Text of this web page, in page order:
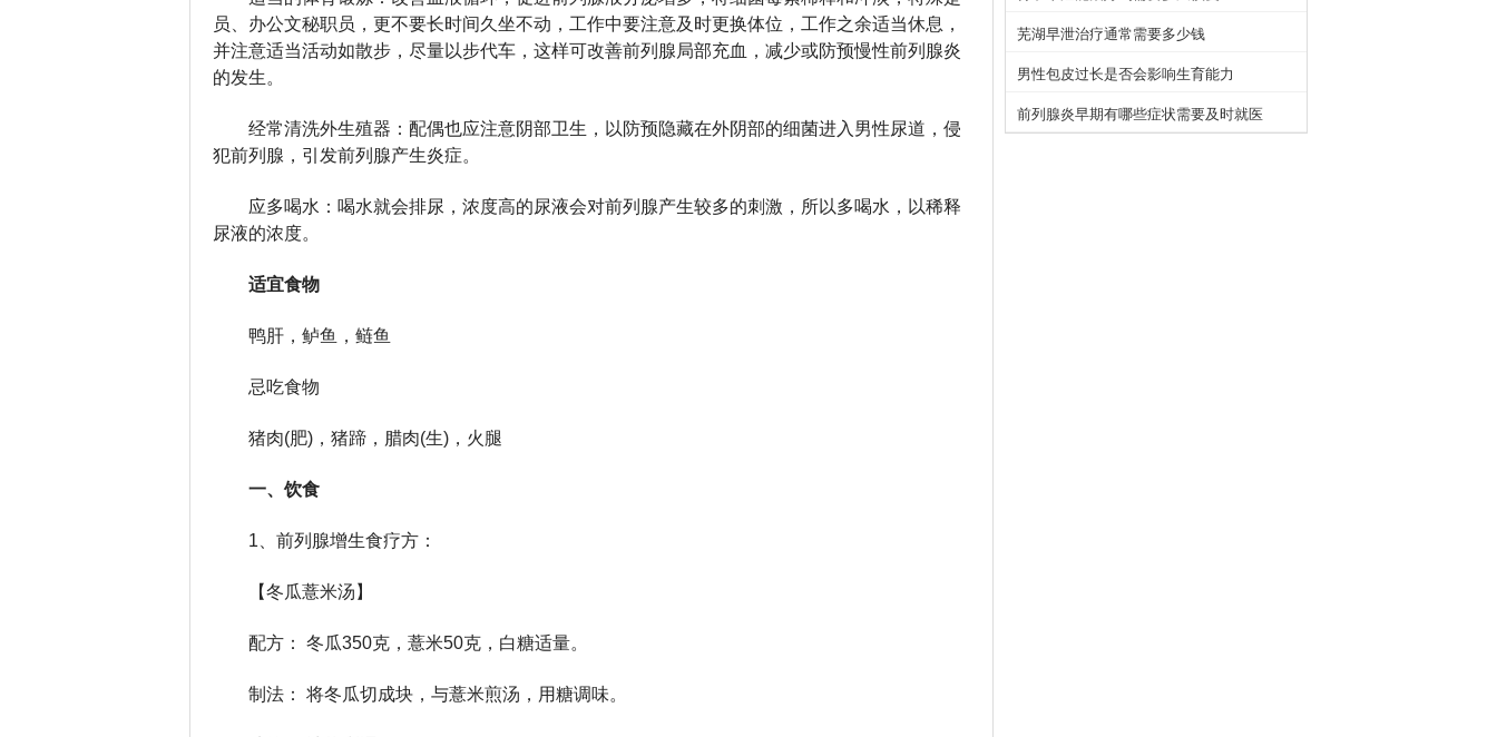
员、办公文秘职员，更不要长时间久坐不动，工作中要注意及时更换体位，工作之余适当休息，
并注意适当活动如散步，尽量以步代车，这样可改善前列腺局部充血，减少或防预慢性前列腺炎
的发生。
经常清洗外生殖器：配偶也应注意阴部卫生，以防预隐藏在外阴部的细菌进入男性尿道，侵
犯前列腺，引发前列腺产生炎症。
应多喝水：喝水就会排尿，浓度高的尿液会对前列腺产生较多的刺激，所以多喝水，以稀释
尿液的浓度。
适宜食物
鸭肝，鲈鱼，鲢鱼
忌吃食物
猪肉(肥)，猪蹄，腊肉(生)，火腿
一、饮食
1、前列腺增生食疗方：
【冬瓜薏米汤】
配方： 冬瓜350克，薏米50克，白糖适量。
制法： 将冬瓜切成块，与薏米煎汤，用糖调味。
芜湖早泄治疗通常需要多少钱
男性包皮过长是否会影响生育能力
前列腺炎早期有哪些症状需要及时就医